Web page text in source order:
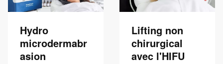
Hydro
microdermabr
asion
Lifting non
chirurgical
avec l'HIFU